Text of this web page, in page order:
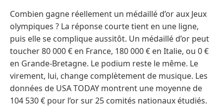
Combien gagne réellement un médaillé d’or aux Jeux
olympiques ? La réponse courte tient en une ligne,
puis elle se complique aussitôt. Un médaillé d’or peut
toucher 80 000 € en France, 180 000 € en Italie, ou 0 €
en Grande-Bretagne. Le podium reste le même. Le
virement, lui, change complètement de musique. Les
données de USA TODAY montrent une moyenne de
104 530 € pour l’or sur 25 comités nationaux étudiés.